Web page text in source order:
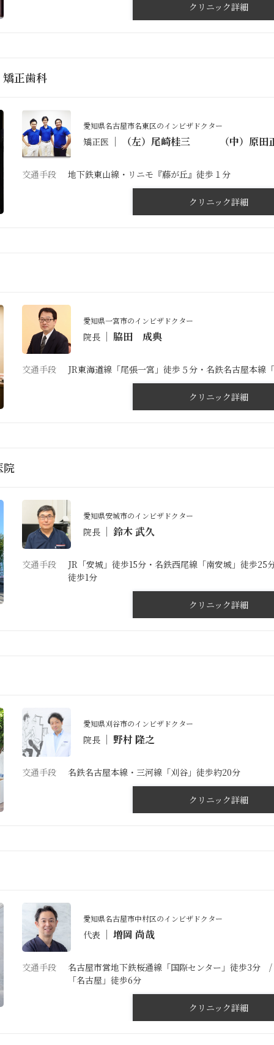
クリニック詳細
正歯科
愛知県名古屋市名東区のインビザドクター
矯正医 （左）尾崎桂三 （中）原
交通手段 地下鉄東山線・リニモ『藤が丘』徒歩１分
クリニック詳細
愛知県一宮市のインビザドクター
院長 脇田 成典
交通手段 JR東海道線「尾張一宮」徒歩５分・名鉄名古屋本線
クリニック詳細
院
愛知県安城市のインビザドクター
院長 鈴木 武久
交通手段
JR「安城」徒歩15分・名鉄西尾線「南安城」徒歩25
徒歩1分
クリニック詳細
愛知県刈谷市のインビザドクター
院⻑ 野村 隆之
交通手段 名鉄名古屋本線・三河線「刈谷」徒歩約20分
クリニック詳細
愛知県名古屋市中村区のインビザドクター
代表 増岡 尚哉
交通手段
名古屋市営地下鉄桜通線「国際センター」徒歩3分
「名古屋」徒歩6分
クリニック詳細